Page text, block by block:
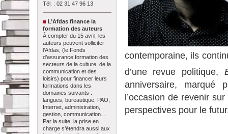
Tél. : 02 31 47 96 13
L’Afdas finance la
formation des auteurs
À compter du 15 avril, les
auteurs peuvent solliciter
l’Afdas, (le Fonds
d’assurance formation des
secteurs de la culture, de la
communication et des
loisirs) pour financer leurs
formations dans les
domaines suivants :
langues, bureautique, PAO,
Internet, administration,
gestion, communication...
Par la suite, la prise en
charge s’étendra aussi aux
contemporaine, ils
d’une revue politique,
anniversaire, marqué
l’occasion de revenir
perspectives pour le